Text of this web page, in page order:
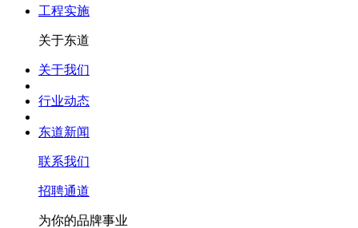
工程实施
关于东道
关于我们
行业动态
东道新闻
联系我们
招聘通道
为你的品牌事业